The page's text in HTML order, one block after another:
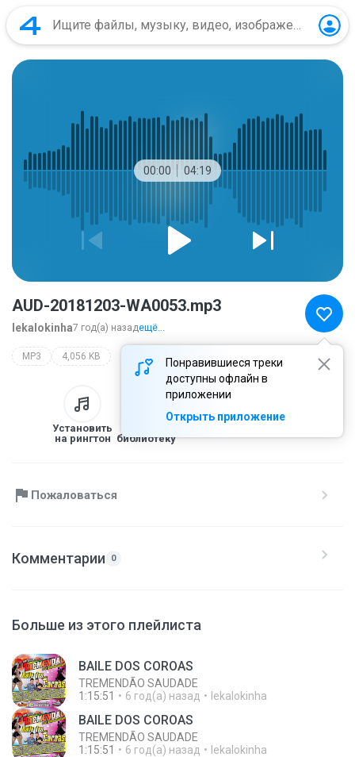
00:00 04:19
Понравившиеся треки
доступны офлайн в
приложении
Открыть приложение
AUD-20181203-WA0053.mp3
lekalokinha7 год(а) назадещё...
MP3 4,056 KB
Установить
на рингтон библиотеку
Пожаловаться
Комментарии 0
Больше из этого плейлиста
BAILE DOS COROAS
TREMENDÃO SAUDADE
1:15:51
6 год(а) назад lekalokinha
BAILE DOS COROAS
TREMENDÃO SAUDADE
1:15:51
6 год(а) назад lekalokinha